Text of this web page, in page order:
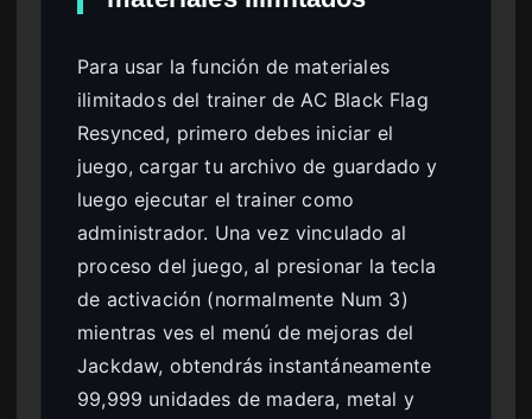
Para usar la función de materiales
ilimitados del trainer de AC Black Flag
Resynced, primero debes iniciar el
juego, cargar tu archivo de guardado y
luego ejecutar el trainer como
administrador. Una vez vinculado al
proceso del juego, al presionar la tecla
de activación (normalmente Num 3)
mientras ves el menú de mejoras del
Jackdaw, obtendrás instantáneamente
99,999 unidades de madera, metal y